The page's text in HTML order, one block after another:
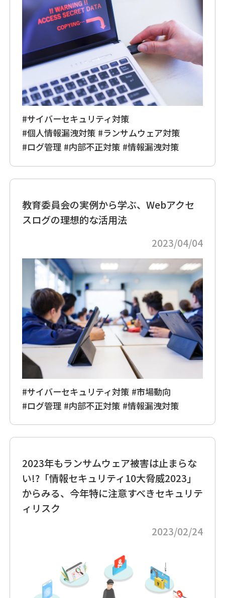
#サイバーセキュリティ対策
#個人情報漏洩対策 #ランサムウェア対策
#ログ管理 #内部不正対策 #情報漏洩対策
教育委員会の実例から学ぶ、Webアクセ
スログの理想的な活用法
2023/04/04
#サイバーセキュリティ対策 #市場動向
#ログ管理 #内部不正対策 #情報漏洩対策
2023年もランサムウェア被害は止まらな
い!?「情報セキュリティ10大脅威2023」
からみる、今年特に注意すべきセキュリテ
ィリスク
2023/02/24